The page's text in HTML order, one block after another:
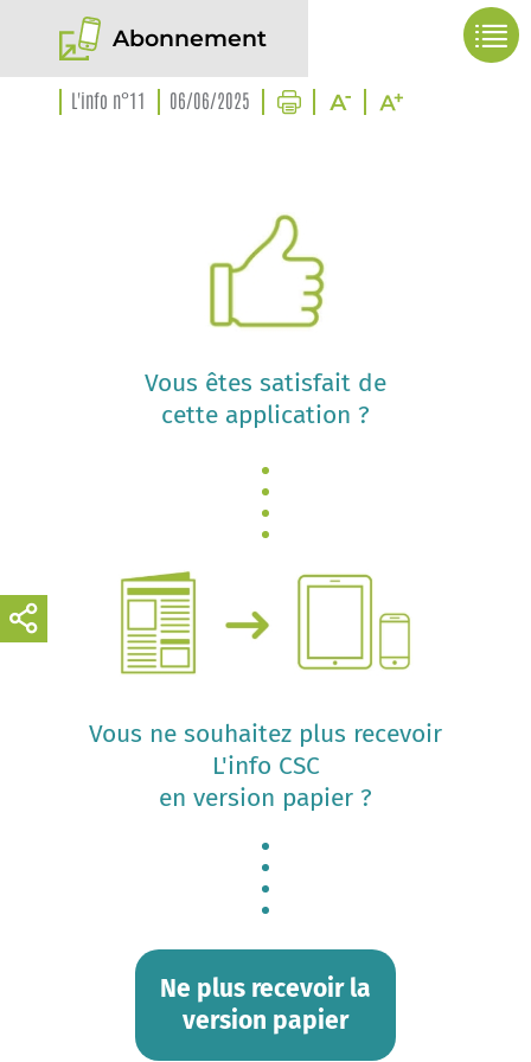
Abonnement
L'info n°11 06/06/2025
Vous êtes satisfait de
cette application ?
Vous ne souhaitez plus recevoir
L'info CSC
en version papier ?
Ne plus recevoir la
version papier